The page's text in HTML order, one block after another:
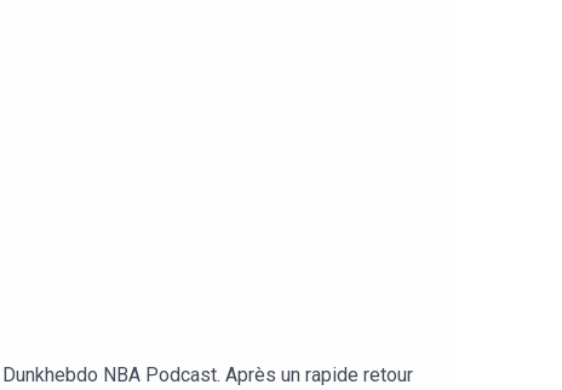
- 2:38:55
NBA Podcast. Après un rapide retour